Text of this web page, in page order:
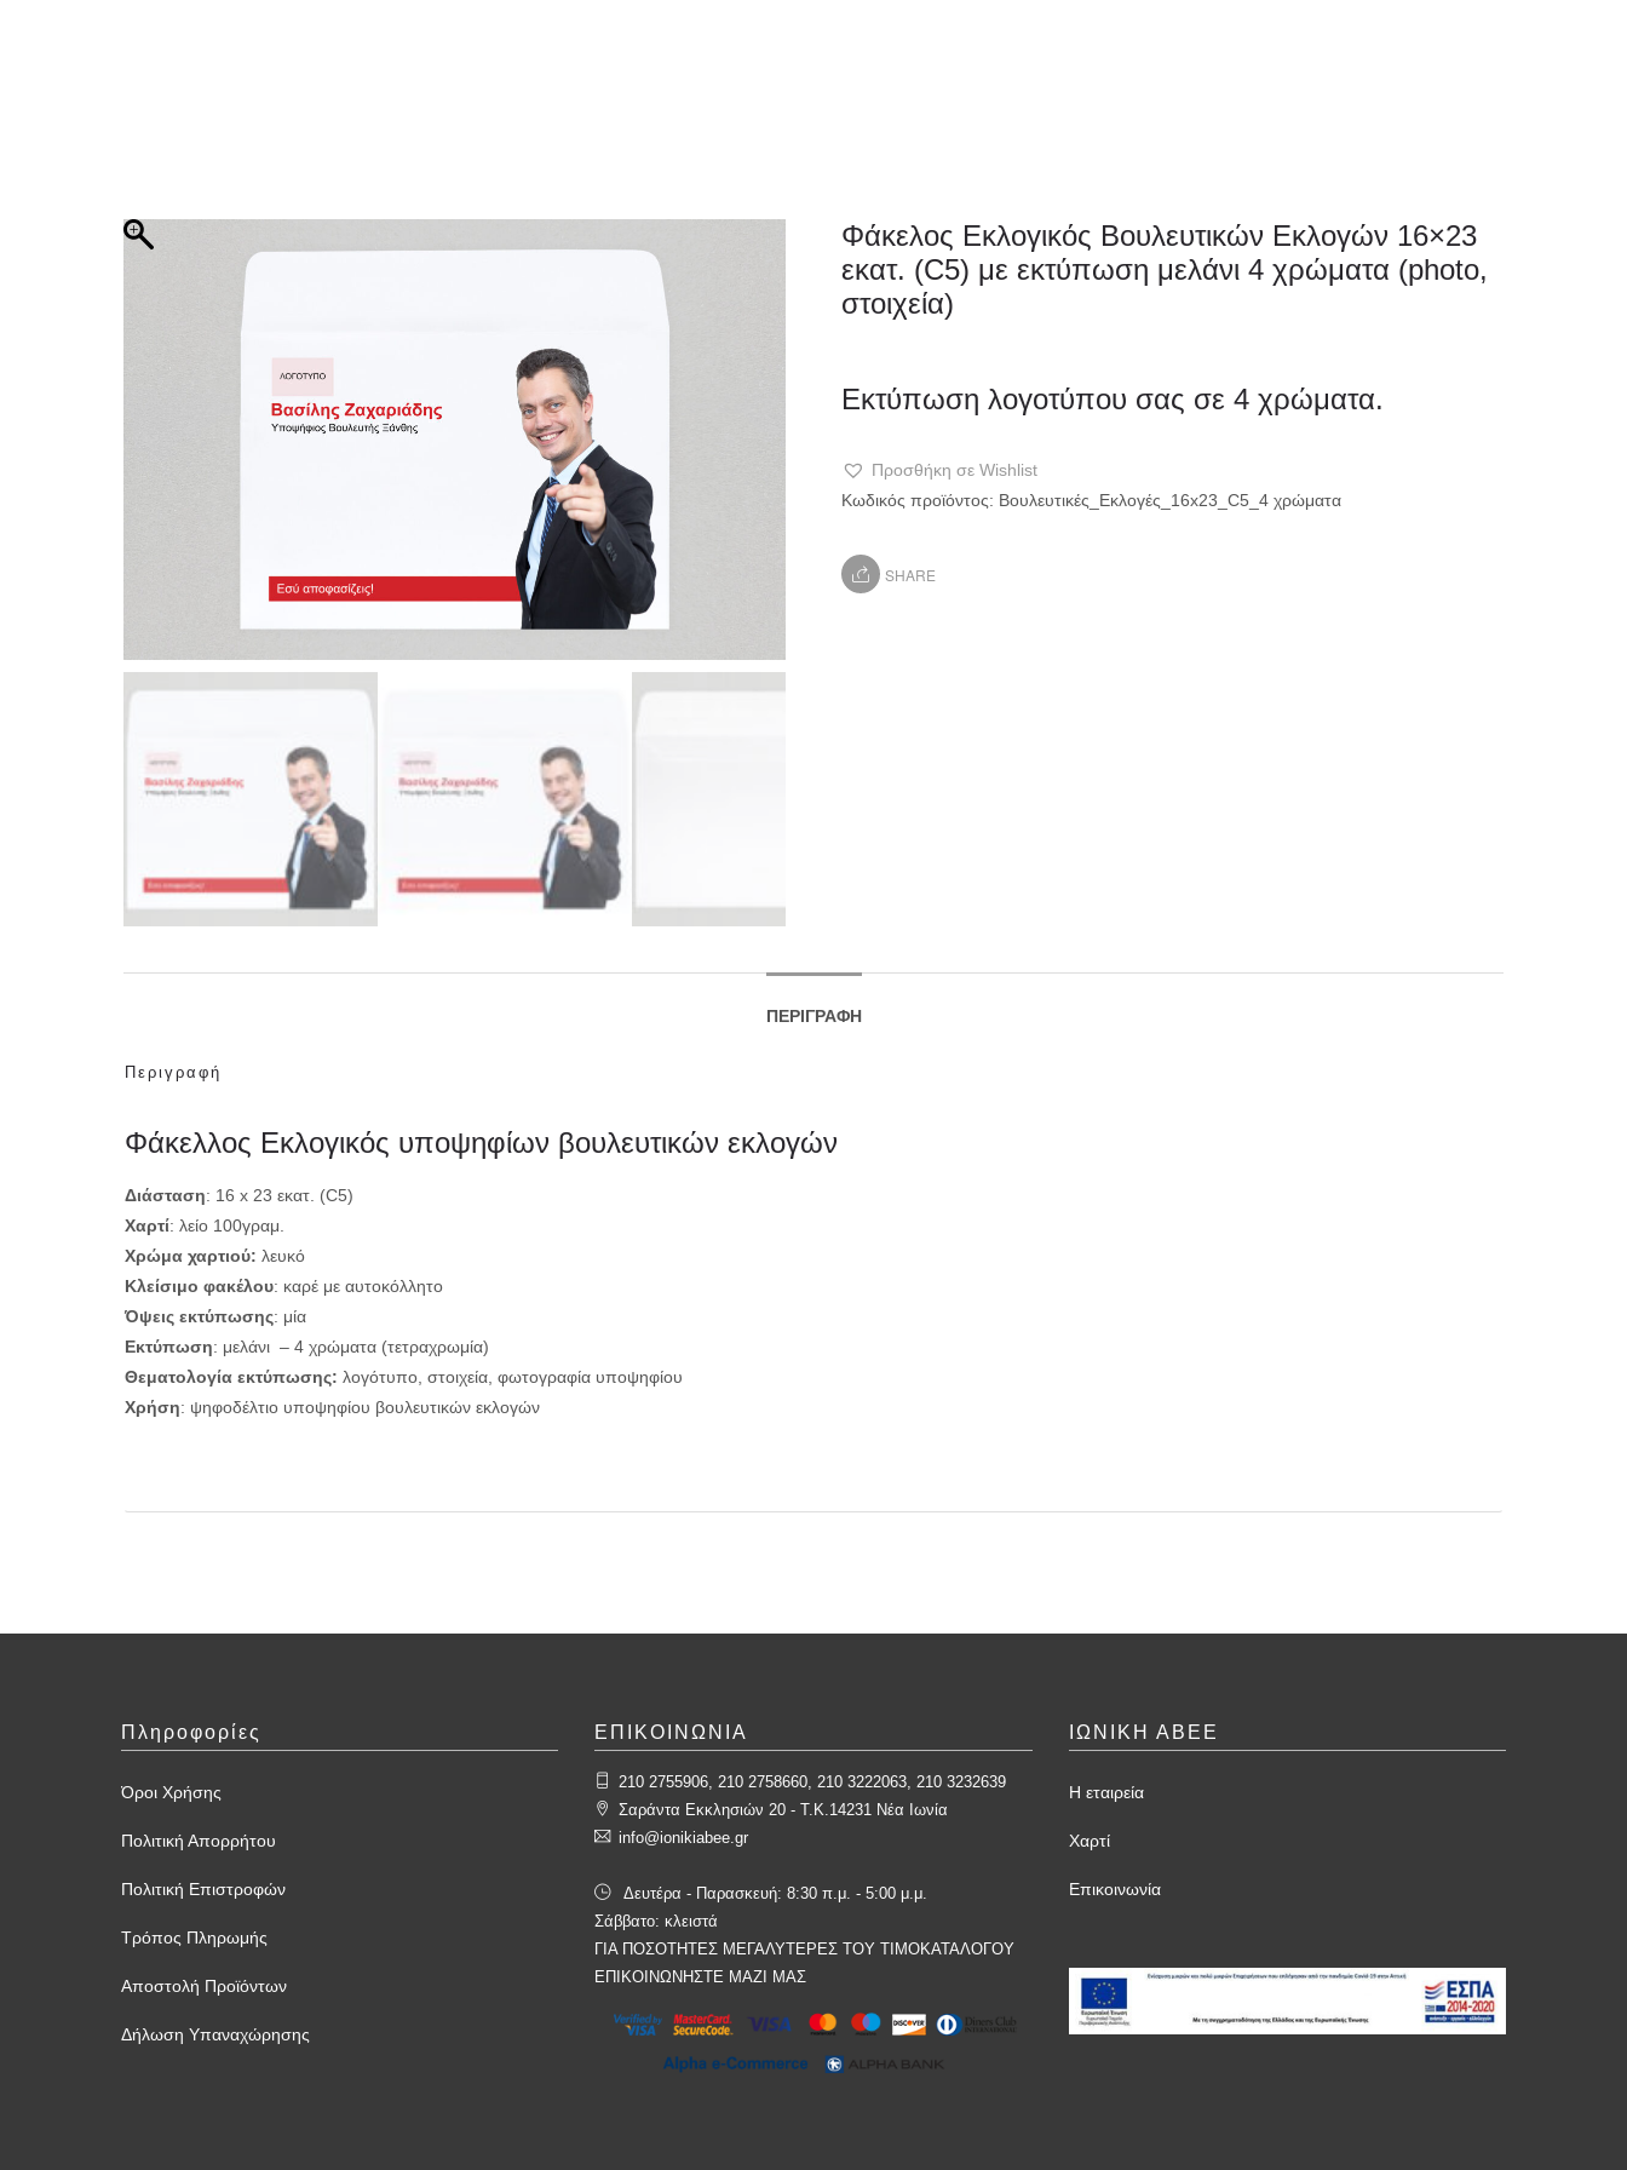
Εταιρειών/Τιμολογίων/
Ξενοδοχείων
Φάκελος Εκλογικός Βουλευτικών Εκλογών 16×23
εκατ. (C5) με εκτύπωση μελάνι 4 χρώματα (photo,
στοιχεία)
Εκτύπωση λογοτύπου σας σε 4 χρώματα.
Προσθήκη σε Wishlist
Κωδικός προϊόντος: Βουλευτικές_Εκλογές_16x23_C5_4 χρώματα
SHARE
ΠΕΡΙΓΡΑΦΉ
Περιγραφή
Φάκελλος Εκλογικός υποψηφίων βουλευτικών εκλογών
Διάσταση: 16 x 23 εκατ. (C5)
Χαρτί: λείο 100γραμ.
Χρώμα χαρτιού: λευκό
Κλείσιμο φακέλου: καρέ με αυτοκόλλητο
Όψεις εκτύπωσης: μία
Εκτύπωση: μελάνι – 4 χρώματα (τετραχρωμία)
Θεματολογία εκτύπωσης: λογότυπο, στοιχεία, φωτογραφία υποψηφίου
Χρήση: ψηφοδέλτιο υποψηφίου βουλευτικών εκλογών
Πληροφορίες
Όροι Χρήσης
Πολιτική Απορρήτου
Πολιτική Επιστροφών
Τρόπος Πληρωμής
Αποστολή Προϊόντων
Δήλωση Υπαναχώρησης
ΕΠΙΚΟΙΝΩΝΙΑ
210 2755906, 210 2758660, 210 3222063, 210 3232639
Σαράντα Εκκλησιών 20 - T.K.14231 Νέα Ιωνία
info@ionikiabee.gr
Δευτέρα - Παρασκευή: 8:30 π.μ. - 5:00 μ.μ.
Σάββατο: κλειστά
ΓΙΑ ΠΟΣΟΤΗΤΕΣ ΜΕΓΑΛΥΤΕΡΕΣ ΤΟΥ ΤΙΜΟΚΑΤΑΛΟΓΟΥ
ΕΠΙΚΟΙΝΩΝΗΣΤΕ ΜΑΖΙ ΜΑΣ
ΙΩΝΙΚΗ ΑΒΕΕ
Η εταιρεία
Χαρτί
Επικοινωνία